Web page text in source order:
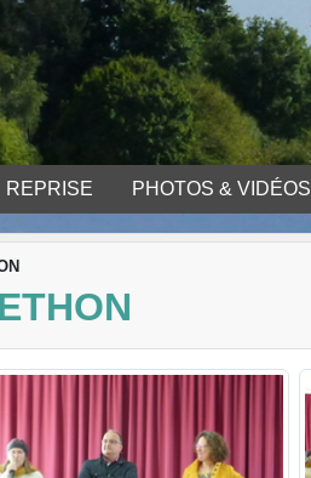
REPRISE PHOTOS & VIDÉOS